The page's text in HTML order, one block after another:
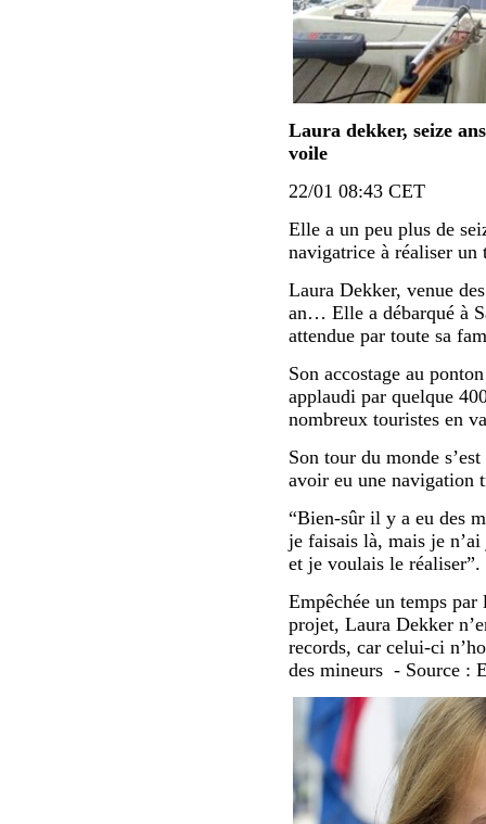
Laura dekker, seize
voile
22/01 08:43 CET
Elle a un peu plus de
navigatrice à réaliser
Laura Dekker, venue
an… Elle a débarqué à
attendue par toute sa
Son accostage au
applaudi par quelque
nombreux touristes en
Son tour du monde
avoir eu une navigation
“Bien-sûr il y a eu des
je faisais là, mais je
et je voulais le réaliser”.
Empêchée un temps
projet, Laura Dekker
records, car celui-ci
des mineurs - Source :